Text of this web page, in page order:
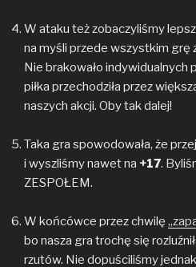
W ataku też zobaczyliśmy
na myśli przede wszystkim grę
Nie brakowało indywidualnych
piłka przechodziła przez
naszych akcji. Oby tak dalej!
Taka gra spowodowała, że
i wyszliśmy nawet na +17.
ZESPOŁEM.
W końcówce przez chwilę
bo nasza gra trochę się
rzutów. Nie dopuściliśmy